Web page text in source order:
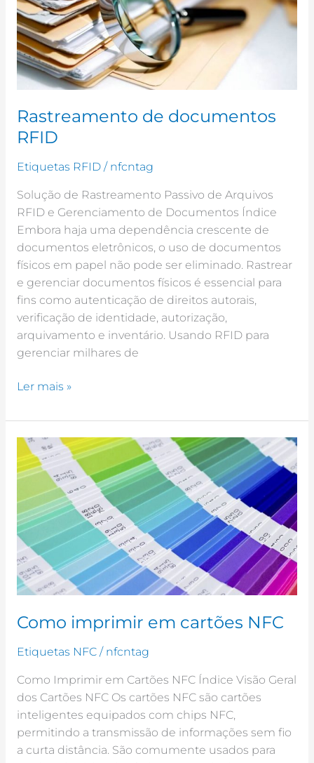
Rastreamento de documentos
RFID
Etiquetas RFID/ nfcntag
Solução de Rastreamento Passivo de Arquivos
RFID e Gerenciamento de Documentos Índice
Embora haja uma dependência crescente de
documentos eletrônicos, o uso de documentos
físicos em papel não pode ser eliminado. Rastrear
e gerenciar documentos físicos é essencial para
fins como autenticação de direitos autorais,
verificação de identidade, autorização,
arquivamento e inventário. Usando RFID para
gerenciar milhares de
Ler mais »
Como imprimir em cartões NFC
Etiquetas NFC/ nfcntag
Como Imprimir em Cartões NFC Índice Visão Geral
dos Cartões NFC Os cartões NFC são cartões
inteligentes equipados com chips NFC,
permitindo a transmissão de informações sem fio
a curta distância. São comumente usados para
Como
imprimir
em
cartões
NFC